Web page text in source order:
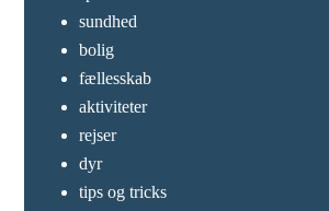
sundhed
bolig
fællesskab
aktiviteter
rejser
dyr
tips og tricks